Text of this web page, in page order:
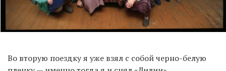
Во вторую поездку я уже взял с собой черно-белую